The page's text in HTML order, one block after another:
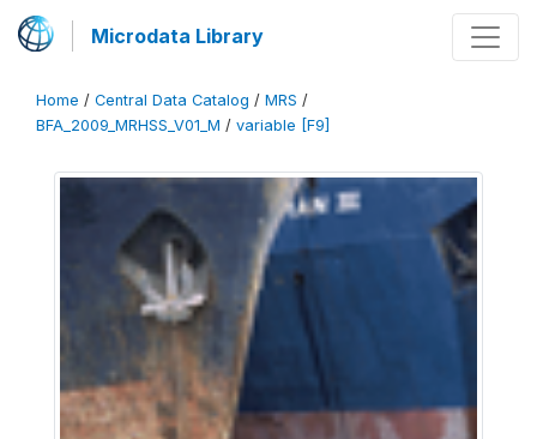
Microdata Library
Home / Central Data Catalog / MRS /
BFA_2009_MRHSS_V01_M / variable [F9]